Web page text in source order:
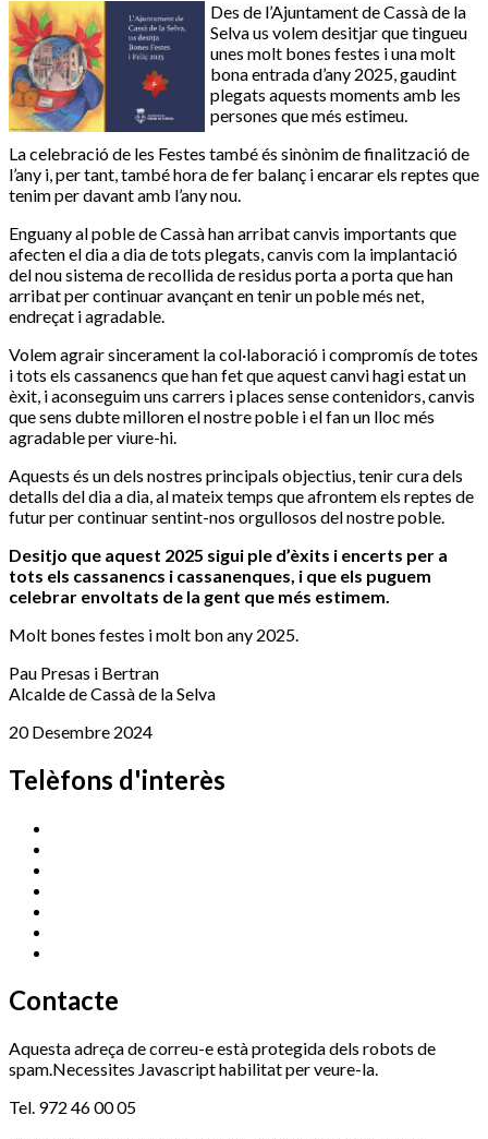
Des de l’Ajuntament de Cassà de la
Selva us volem desitjar que tingueu
unes molt bones festes i una molt
bona entrada d’any 2025, gaudint
plegats aquests moments amb les
persones que més estimeu.
La celebració de les Festes també és sinònim de finalització de
l’any i, per tant, també hora de fer balanç i encarar els reptes que
tenim per davant amb l’any nou.
Enguany al poble de Cassà han arribat canvis importants que
afecten el dia a dia de tots plegats, canvis com la implantació
del nou sistema de recollida de residus porta a porta que han
arribat per continuar avançant en tenir un poble més net,
endreçat i agradable.
Volem agrair sincerament la col·laboració i compromís de totes
i tots els cassanencs que han fet que aquest canvi hagi estat un
èxit, i aconseguim uns carrers i places sense contenidors, canvis
que sens dubte milloren el nostre poble i el fan un lloc més
agradable per viure-hi.
Aquests és un dels nostres principals objectius, tenir cura dels
detalls del dia a dia, al mateix temps que afrontem els reptes de
futur per continuar sentint-nos orgullosos del nostre poble.
Desitjo que aquest 2025 sigui ple d’èxits i encerts per a
tots els cassanencs i cassanenques, i que els puguem
celebrar envoltats de la gent que més estimem.
Molt bones festes i molt bon any 2025.
Pau Presas i Bertran
Alcalde de Cassà de la Selva
20 Desembre 2024
Telèfons d'interès
Contacte
Aquesta adreça de correu-e està protegida dels robots de
spam.Necessites Javascript habilitat per veure-la.
Tel. 972 46 00 05